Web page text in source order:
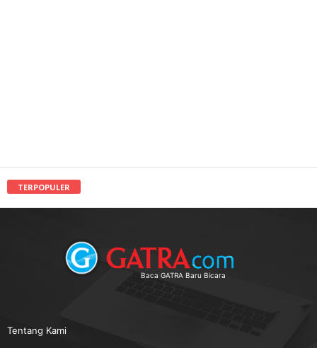
TERPOPULER
Baca GATRA Baru Bicara
Tentang Kami